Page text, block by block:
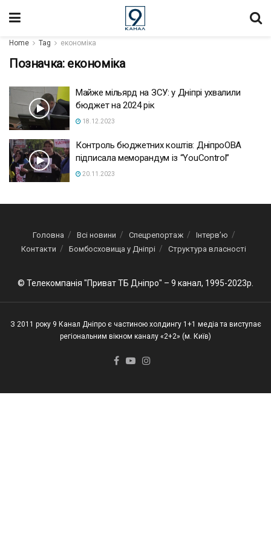
Home Tag економіка
Позначка: економіка
Майже мільярд на ЗСУ: у Дніпрі ухвалили
бюджет на 2024 рік
18.12.2023
Контроль бюджетних коштів: ДніпроОВА
підписала меморандум із “YouControl”
20.11.2023
Головна Всі новини Спецрепортаж
Інтерв’ю
Контакти
Бомбосховища у Дніпрі Структура власності
© Телекомпанія "Приват ТБ Дніпро" – 9 канал, 1995-2023р.
З 2011 року 9 Канал Дніпро є частиною холдингу 1+1 медіа та виступає
регіональним вікном каналу «2+2» (м. Київ)